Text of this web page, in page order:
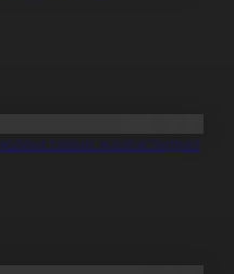
жалғастырып